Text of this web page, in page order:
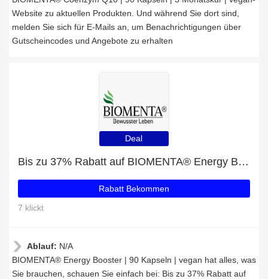
Website zu aktuellen Produkten. Und während Sie dort sind,
melden Sie sich für E-Mails an, um Benachrichtigungen über
Gutscheincodes und Angebote zu erhalten
Deal
Bis zu 37% Rabatt auf BIOMENTA® Energy Booster | 90 Kapseln | vegan und mehr
Rabatt Bekommen
7 klickt
Ablauf: N/A
BIOMENTA® Energy Booster | 90 Kapseln | vegan hat alles, was
Sie brauchen, schauen Sie einfach bei: Bis zu 37% Rabatt auf